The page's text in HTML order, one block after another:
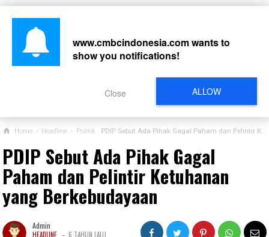
Home › Headline › Politik PDIP Sebut Ada Pihak Gagal Paham dan Pelintir Ketuhanan yang Berkebudayaan
PDIP Sebut Ada Pihak Gagal
Paham dan Pelintir Ketuhanan
yang Berkebudayaan
Admin
HEADLINE - 6 TAHUN LALU
www.cmbcindonesia.comwants to
show you notifications!
ALLOW
Close